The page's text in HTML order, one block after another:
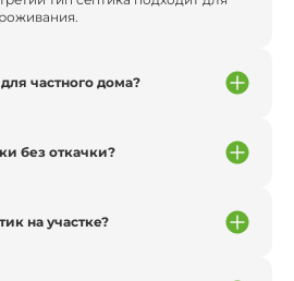
частного дома?
без откачки?
на участке?